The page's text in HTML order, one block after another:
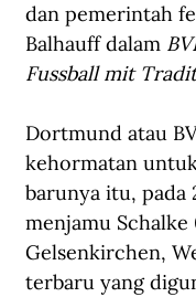
dan pemerintah
Balhauff dalam
Fussball mit
Dortmund atau
kehormatan
barunya itu, pada
menjamu
Gelsenkirchen,
terbaru yang